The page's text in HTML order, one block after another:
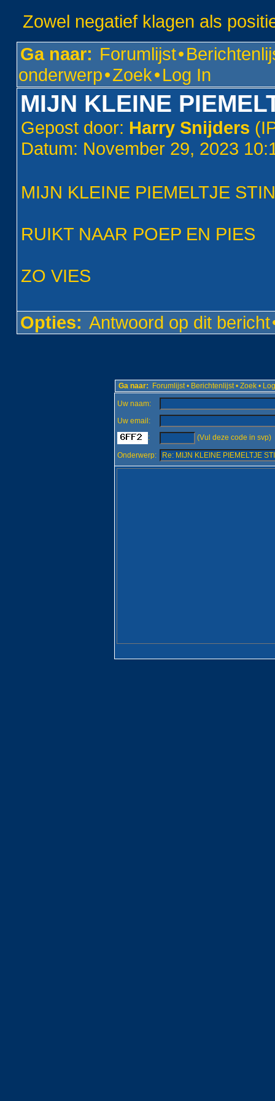
Zowel negatief klagen als
Ga naar: Forumlijst•
onderwerp•Zoek•Log In
MIJN KLEINE
Gepost door: Harry Snijders
Datum: November 29, 2023
MIJN KLEINE PIEMELTJE
RUIKT NAAR POEP EN PIES
ZO VIES
Opties: Antwoord op dit bericht
Ga naar: Forumlijst • Berichtenlijst • Zoek •
Uw naam:
Uw email:
:
(Vul deze code in svp)
Onderwerp: